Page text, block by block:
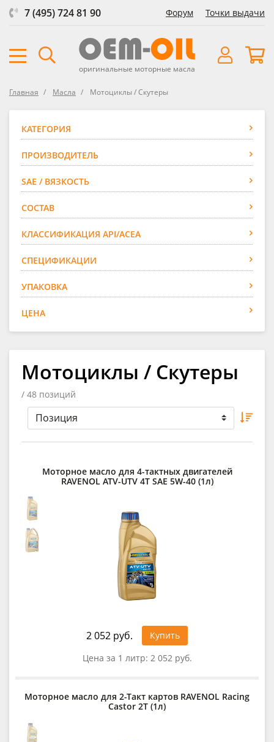
7 (495) 724 81 90 Форум Точки выдачи
оригинальные моторные масла
Главная Масла Мотоциклы / Скутеры
КАТЕГОРИЯ
ПРОИЗВОДИТЕЛЬ
SAE / ВЯЗКОСТЬ
СОСТАВ
КЛАССИФИКАЦИЯ API/ACEA
СПЕЦИФИКАЦИИ
УПАКОВКА
ЦЕНА
Мотоциклы / Скутеры
/ 48 позиций
Моторное масло для 4-тактных двигателей
RAVENOL ATV-UTV 4T SAE 5W-40 (1л)
2 052 руб.
Купить
Цена за 1 литр: 2 052 руб.
Моторное масло для 2-Такт картов RAVENOL Racing
Castor 2T (1л)